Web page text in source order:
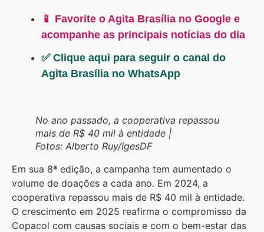
📱 Favorite o Agita Brasília no Google e
acompanhe as principais notícias do dia
✅ Clique aqui para seguir o canal do
Agita Brasília no WhatsApp
No ano passado, a cooperativa repassou
mais de R$ 40 mil à entidade |
Fotos: Alberto Ruy/IgesDF
Em sua 8ª edição, a campanha tem aumentado o
volume de doações a cada ano. Em 2024, a
cooperativa repassou mais de R$ 40 mil à entidade.
O crescimento em 2025 reafirma o compromisso da
Copacol com causas sociais e com o bem-estar das